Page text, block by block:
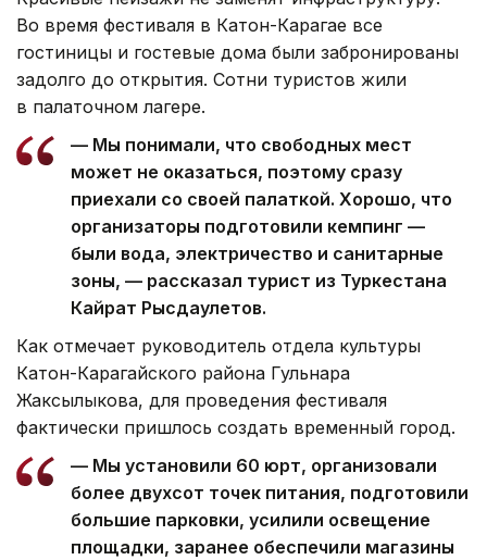
Во время фестиваля в Катон-Карагае все
гостиницы и гостевые дома были забронированы
задолго до открытия. Сотни туристов жили
в палаточном лагере.
— Мы понимали, что свободных мест
может не оказаться, поэтому сразу
приехали со своей палаткой. Хорошо, что
организаторы подготовили кемпинг —
были вода, электричество и санитарные
зоны, — рассказал турист из Туркестана
Кайрат Рысдаулетов.
Как отмечает руководитель отдела культуры
Катон-Карагайского района Гульнара
Жаксылыкова, для проведения фестиваля
фактически пришлось создать временный город.
— Мы установили 60 юрт, организовали
более двухсот точек питания, подготовили
большие парковки, усилили освещение
площадки, заранее обеспечили магазины